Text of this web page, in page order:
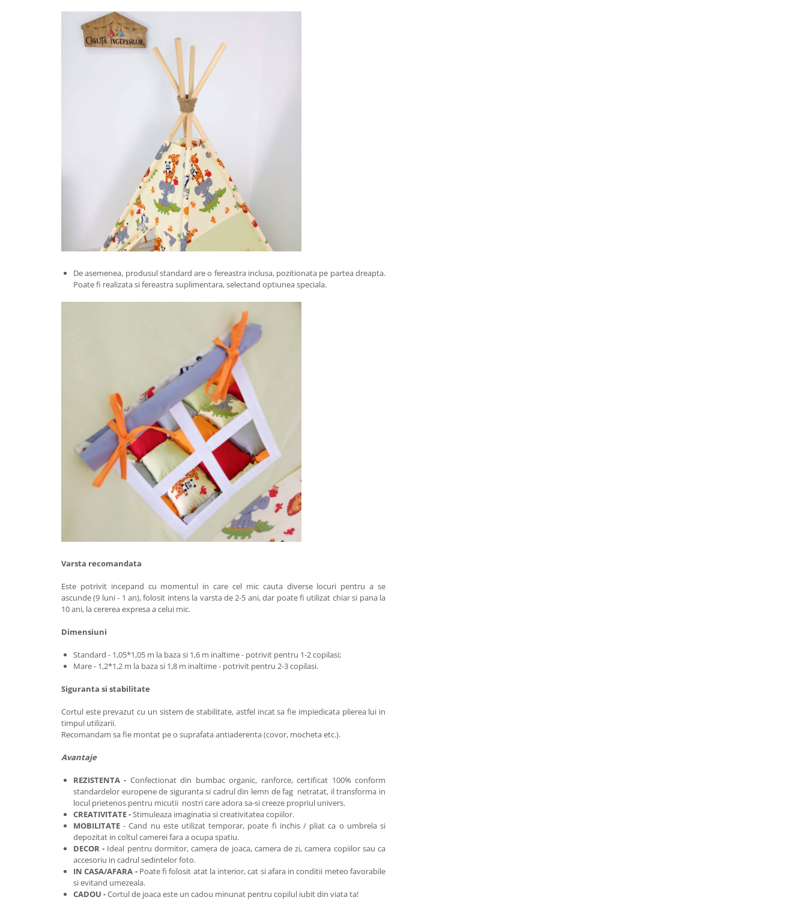
De asemenea, produsul standard are o fereastra inclusa, pozitionata pe partea dreapta.
Poate fi realizata si fereastra suplimentara, selectand optiunea speciala.
Varsta recomandata
Este potrivit incepand cu momentul in care cel mic cauta diverse locuri pentru a se
ascunde (9 luni - 1 an), folosit intens la varsta de 2-5 ani, dar poate fi utilizat chiar si pana la
10 ani, la cererea expresa a celui mic.
Dimensiuni
Standard - 1,05*1,05 m la baza si 1,6 m inaltime - potrivit pentru 1-2 copilasi;
Mare - 1,2*1,2 m la baza si 1,8 m inaltime - potrivit pentru 2-3 copilasi.
Siguranta si stabilitate
Cortul este prevazut cu un sistem de stabilitate, astfel incat sa fie impiedicata plierea lui in
timpul utilizarii.
Recomandam sa fie montat pe o suprafata antiaderenta (covor, mocheta etc.).
Avantaje
REZISTENTA - Confectionat din bumbac organic, ranforce, certificat 100% conform
standardelor europene de siguranta si cadrul din lemn de fag netratat, il transforma in
locul prietenos pentru micutii nostri care adora sa-si creeze propriul univers.
CREATIVITATE -Stimuleaza imaginatia si creativitatea copiilor.
MOBILITATE- Cand nu este utilizat temporar, poate fi inchis / pliat ca o umbrela si
depozitat in coltul camerei fara a ocupa spatiu.
DECOR - Ideal pentru dormitor, camera de joaca, camera de zi, camera copiilor sau ca
accesoriu in cadrul sedintelor foto.
IN CASA/AFARA - Poate fi folosit atat la interior, cat si afara in conditii meteo favorabile
si evitand umezeala.
CADOU -Cortul de joaca este un cadou minunat pentru copilul iubit din viata ta!